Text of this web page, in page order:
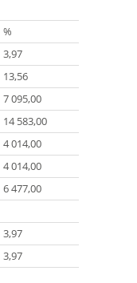
%
3,97
13,56
7 095,00
14 583,00
4 014,00
4 014,00
6 477,00
3,97
3,97